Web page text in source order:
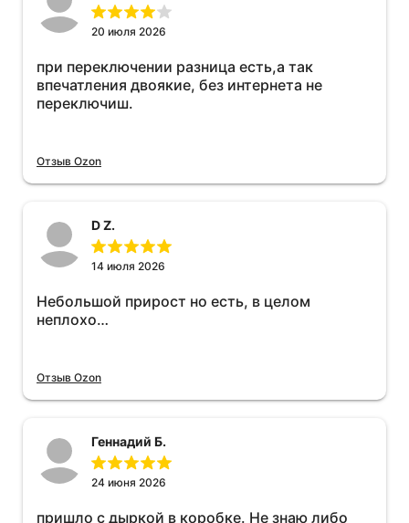
20 июля 2026
при переключении разница есть,а так
впечатления двоякие, без интернета не
переключиш.
Отзыв Ozon
D Z.
14 июля 2026
Небольшой прирост но есть, в целом
неплохо…
Отзыв Ozon
Геннадий Б.
24 июня 2026
пришло с дыркой в коробке. Не знаю либо